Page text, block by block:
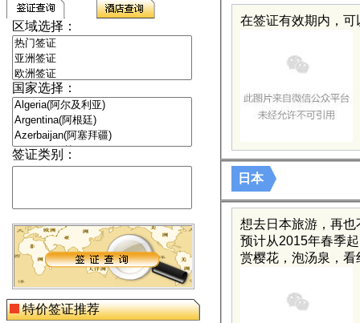
区域选择：
国家选择：
签证类别：
特价签证推荐
在签证有效期内，
日本
想去日本旅游，再
预计从2015年春季
赏樱花，泡汤泉，